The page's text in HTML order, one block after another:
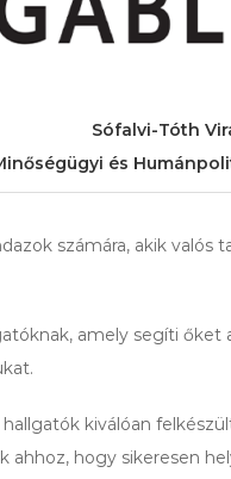
Sófalvi-Tóth
és
számára, akik
amely segíti őket
kiválóan
ahhoz, hogy sikeresen